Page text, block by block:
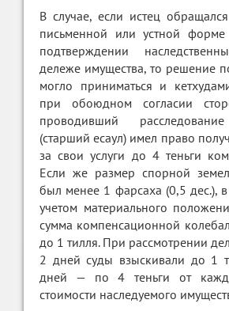
В случае, если истец
письменной или устной
подтверждении
дележе имущества, то решение
могло приниматься и
при обоюдном согласии
проводивший
(старший есаул) имел право
за свои услуги до 4 теньги
Если же размер спорной
был менее 1 фарсаха (0,5 дес.), в
учетом материального
сумма компенсационной
до 1 тилля. При рассмотрении
2 дней суды взыскивали до 1
дней — по 4 теньги от
стоимости наследуемого